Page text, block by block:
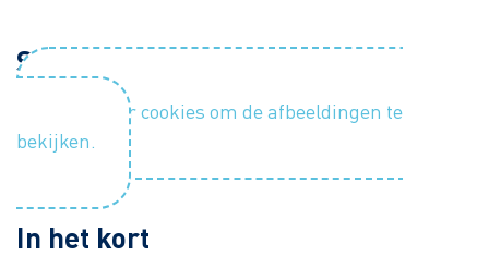
Sfeerimpressie
Accepteer cookies om de afbeeldingen te
bekijken.
In het kort